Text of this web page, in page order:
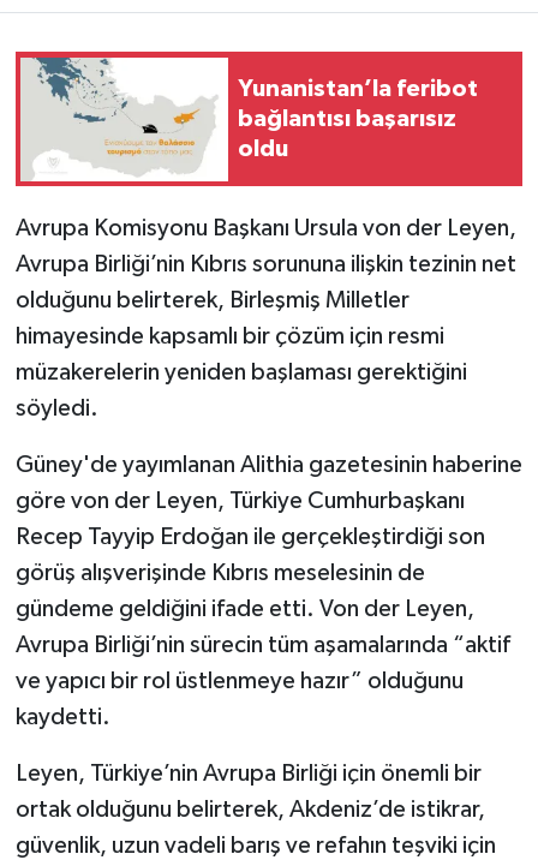
Yunanistan’la feribot
bağlantısı başarısız
oldu
Avrupa Komisyonu Başkanı Ursula von der Leyen,
Avrupa Birliği’nin Kıbrıs sorununa ilişkin tezinin net
olduğunu belirterek, Birleşmiş Milletler
himayesinde kapsamlı bir çözüm için resmi
müzakerelerin yeniden başlaması gerektiğini
söyledi.
Güney'de yayımlanan Alithia gazetesinin haberine
göre von der Leyen, Türkiye Cumhurbaşkanı
Recep Tayyip Erdoğan ile gerçekleştirdiği son
görüş alışverişinde Kıbrıs meselesinin de
gündeme geldiğini ifade etti. Von der Leyen,
Avrupa Birliği’nin sürecin tüm aşamalarında “aktif
ve yapıcı bir rol üstlenmeye hazır” olduğunu
kaydetti.
Leyen, Türkiye’nin Avrupa Birliği için önemli bir
ortak olduğunu belirterek, Akdeniz’de istikrar,
güvenlik, uzun vadeli barış ve refahın teşviki için